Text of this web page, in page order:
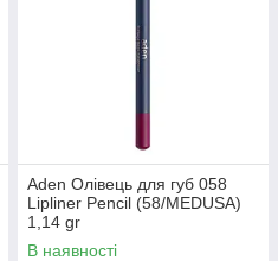
Aden Олівець для губ 058
Lipliner Pencil (58/MEDUSA)
1,14 gr
В наявності